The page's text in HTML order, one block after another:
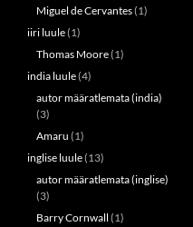
Miguel de Cervantes(1)
iiri luule(1)
Thomas Moore(1)
india luule(4)
autor määratlemata (india)
(3)
Amaru (1)
inglise luule(13)
autor määratlemata (inglise)
(3)
Barry Cornwall (1)